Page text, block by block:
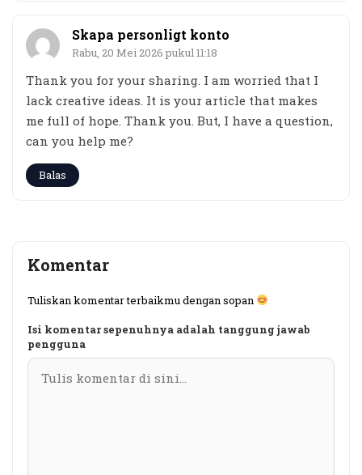
Skapa personligt konto
Rabu, 20 Mei 2026 pukul 11:18
Thank you for your sharing. I am worried that I
lack creative ideas. It is your article that makes
me full of hope. Thank you. But, I have a question,
can you help me?
Balas
Komentar
Tuliskan komentar terbaikmu dengan sopan
Isi komentar sepenuhnya adalah tanggung jawab
pengguna